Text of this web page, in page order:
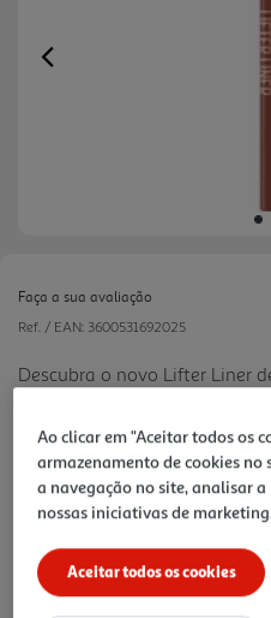
Previous
Faça a sua avaliação
Ref. / EAN: 3600531692025
Descubra o novo Lifter Liner
e cuidado de longa duração.
cremosa que duram todo o
garante um traço ultra
perfeitos. Lifter Liner com
disponível em 8 tons
Fine Line, Big Lift, Line
Player e Cross The Line.
9.99 €/un
9,99 €
Ao clicar em "Aceitar todos os
armazenamento de cookies
a navegação no site, analisar
nossas iniciativas de
Aceitar todos os cookies